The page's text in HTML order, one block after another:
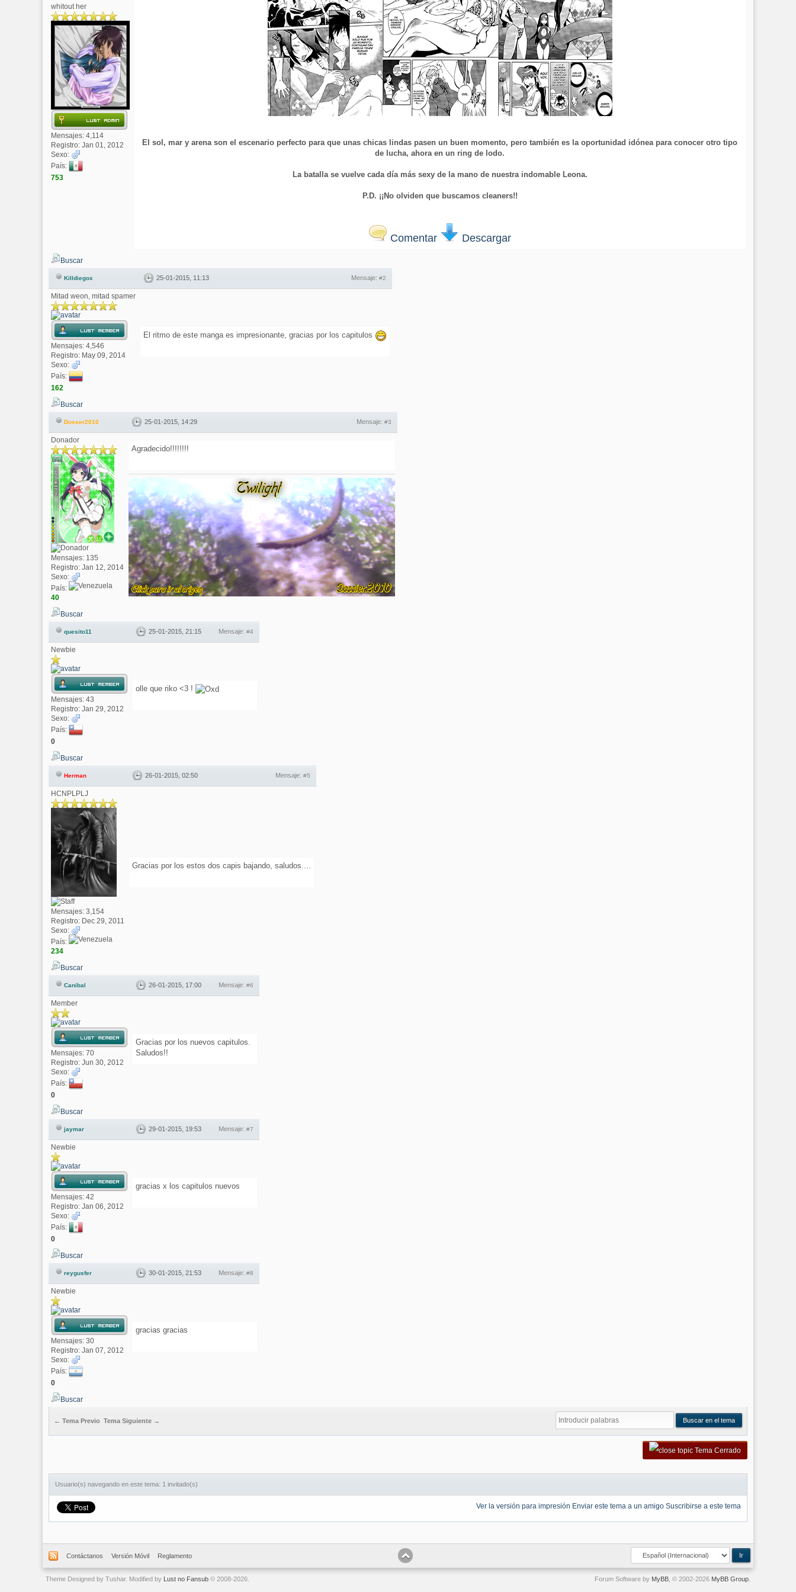
whitout her
Mensajes: 4,114
Registro: Jan 01, 2012
Sexo:
País:
753
El sol, mar y arena son el escenario perfecto para que unas chicas lindas pasen un buen momento, pero también es la oportunidad idónea para conocer otro tipo
de lucha, ahora en un ring de lodo.
La batalla se vuelve cada día más sexy de la mano de nuestra indomable Leona.
P.D. ¡¡No olviden que buscamos cleaners!!
Comentar Descargar
Buscar
Killdiegox 25-01-2015, 11:13 Mensaje: #2
Mitad weon, mitad spamer
Mensajes: 4,546
Registro: May 09, 2014
Sexo:
País:
162
El ritmo de este manga es impresionante, gracias por los capitulos
Buscar
Dosser2010 25-01-2015, 14:29 Mensaje: #3
Donador
Mensajes: 135
Registro: Jan 12, 2014
Sexo:
País:
40
Agradecido!!!!!!!!
Buscar
quesito11 25-01-2015, 21:15 Mensaje: #4
Newbie
Mensajes: 43
Registro: Jan 29, 2012
Sexo:
País:
0
olle que riko <3 !
Buscar
Herman 26-01-2015, 02:50 Mensaje: #5
HCNPLPLJ
Mensajes: 3,154
Registro: Dec 29, 2011
Sexo:
País:
234
Gracias por los estos dos capis bajando, saludos....
Buscar
Canibal 26-01-2015, 17:00 Mensaje: #6
Member
Mensajes: 70
Registro: Jun 30, 2012
Sexo:
País:
0
Gracias por los nuevos capitulos.
Saludos!!
Buscar
jaymar 29-01-2015, 19:53 Mensaje: #7
Newbie
Mensajes: 42
Registro: Jan 06, 2012
Sexo:
País:
0
gracias x los capitulos nuevos
Buscar
reygusfer 30-01-2015, 21:53 Mensaje: #8
Newbie
Mensajes: 30
Registro: Jan 07, 2012
Sexo:
País:
0
gracias gracias
Buscar
← Tema Previo Tema Siguiente →
Tema Cerrado
Usuario(s) navegando en este tema: 1 invitado(s)
Ver la versión para impresión Enviar este tema a un amigo Suscribirse a este tema
Contáctanos Versión Móvil Reglamento
Forum Software by MyBB , © 2002-2026 MyBB Group
Theme Designed by Tushar. Modified by Lust no Fansub © 2008-2026.